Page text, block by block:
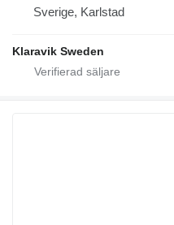
Sverige, Karlstad
Klaravik Sweden